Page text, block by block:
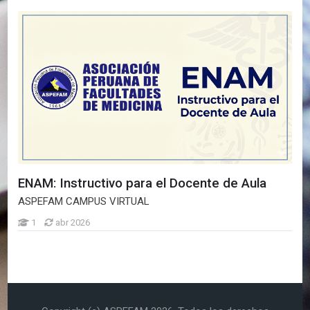
ENAM: Instructivo para el Docente de Aula
ASPEFAM CAMPUS VIRTUAL
1 abr 2026
Programa de Capacitación en Simulación Clínica